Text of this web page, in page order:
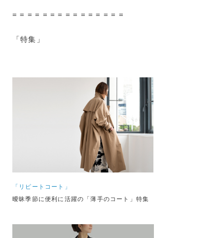
= = = = = = = = = = = = = = =
「特集」
「リピートコート」
曖昧季節に便利に活躍の「薄手のコート」特集